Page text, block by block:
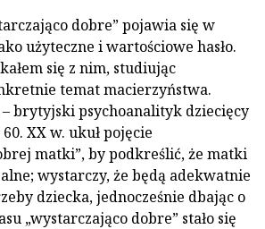
dobre” pojawia się w
użyteczne i wartościowe hasło.
się z nim, studiując
temat macierzyństwa.
brytyjski psychoanalityk dziecięcy
XX w. ukuł pojęcie
matki”, by podkreślić, że matki
wystarczy, że będą adekwatnie
dziecka, jednocześnie dbając o
„wystarczająco dobre” stało się